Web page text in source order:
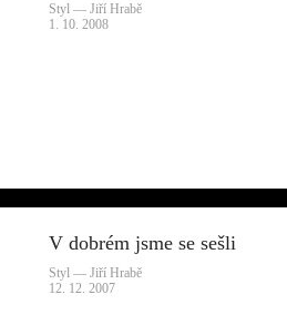
Styl — Jiří Hrabě
1. 10. 2008
V dobrém jsme se sešli
Styl — Jiří Hrabě
12. 12. 2007